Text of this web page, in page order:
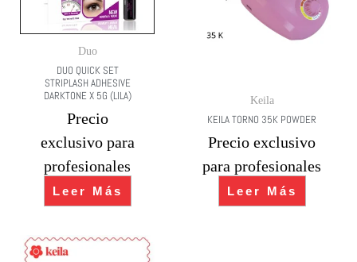
Duo
DUO QUICK SET
STRIPLASH ADHESIVE
DARKTONE X 5G (LILA)
Precio
exclusivo para
profesionales
Leer Más
Keila
KEILA TORNO 35K POWDER
Precio exclusivo
para profesionales
Leer Más